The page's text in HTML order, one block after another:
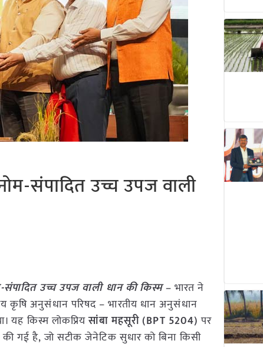
संपादित उच्च उपज वाली
उच्च उपज वाली धान की किस्म – भारत ने
कृषि अनुसंधान परिषद – भारतीय धान अनुसंधान
यह किस्म लोकप्रियसांबा महसूरी (BPT 5204) पर
गई है, जो सटीक जेनेटिक सुधार को बिना किसी